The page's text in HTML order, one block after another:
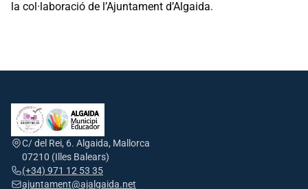
la col·laboració de l’Ajuntament d’Algaida.
C/ del Rei, 6. Algaida, Mallorca
07210 (Illes Balears)
(+34) 971 12 53 35
ajuntament@ajalgaida.net